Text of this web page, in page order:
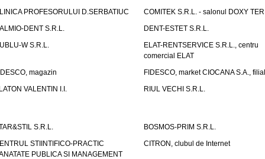
PROFESORULUI D.SERBATIUC
COMITEK S.R.L. - salonul DOXY
DENT S.R.L.
DENT-ESTET S.R.L.
W S.R.L.
ELAT-RENTSERVICE S.R.L., centru
comercial ELAT
magazin
FIDESCO, market CIOCANA S.A.,
VALENTIN I.I.
RIUL VECHI S.R.L.
S.R.L.
BOSMOS-PRIM S.R.L.
STIINTIFICO-PRACTIC
PUBLICA SI MANAGEMENT
CITRON, clubul de Internet